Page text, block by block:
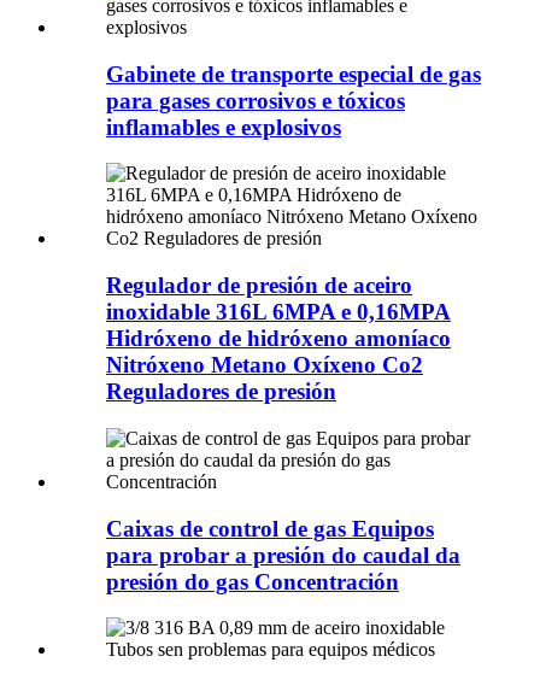
Gabinete de transporte especial de gas
para gases corrosivos e tóxicos
inflamables e explosivos
Regulador de presión de aceiro
inoxidable 316L 6MPA e 0,16MPA
Hidróxeno de hidróxeno amoníaco
Nitróxeno Metano Oxíxeno Co2
Reguladores de presión
Caixas de control de gas Equipos
para probar a presión do caudal da
presión do gas Concentración